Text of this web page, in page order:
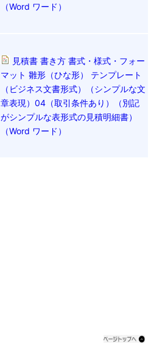
（Word ワード）
見積書 書き方 書式・様式・フォー
マット 雛形（ひな形） テンプレート
（ビジネス文書形式）（シンプルな文
章表現）04（取引条件あり）（別記
がシンプルな表形式の見積明細書）
（Word ワード）